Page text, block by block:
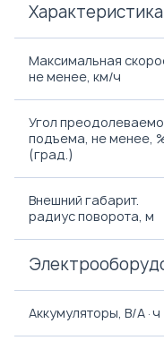
Максимальная
не менее, км/ч
Угол
подъема, не менее,
(град.)
Внешний габарит.
радиус поворота, м
Аккумуляторы, В/А·ч